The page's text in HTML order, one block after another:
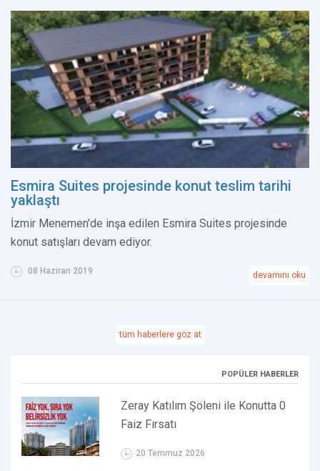
Esmira Suites projesinde konut teslim tarihi
yaklaştı
İzmir Menemen'de inşa edilen Esmira Suites projesinde
konut satışları devam ediyor.
08 Haziran 2019 devamını oku
tüm haberlere göz at
POPÜLER HABERLER
Zeray Katılım Şöleni ile Konutta 0
Faiz Fırsatı
20 Temmuz 2026